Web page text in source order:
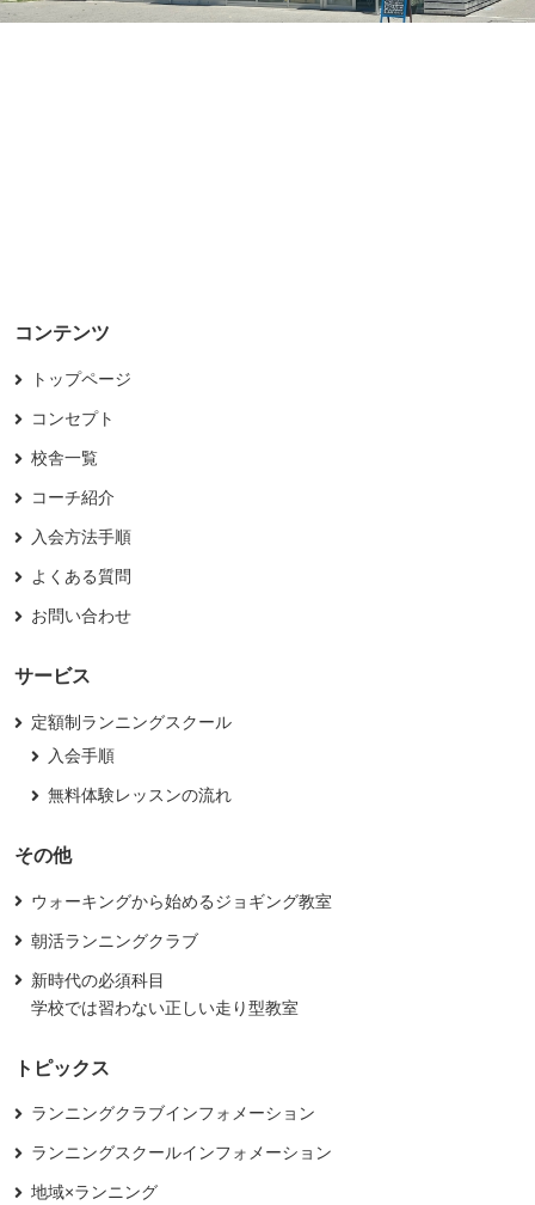
コンテンツ
トップページ
コンセプト
校舎一覧
コーチ紹介
入会方法手順
よくある質問
お問い合わせ
サービス
定額制ランニングスクール
入会手順
無料体験レッスンの流れ
その他
ウォーキングから始めるジョギング教室
朝活ランニングクラブ
新時代の必須科目
学校では習わない正しい走り型教室
トピックス
ランニングクラブインフォメーション
ランニングスクールインフォメーション
地域×ランニング